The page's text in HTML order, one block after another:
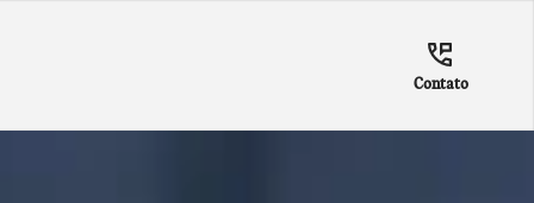
Contato